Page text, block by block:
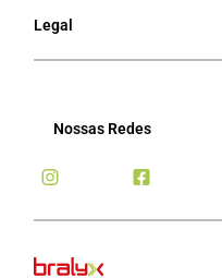
Legal
Nossas Redes